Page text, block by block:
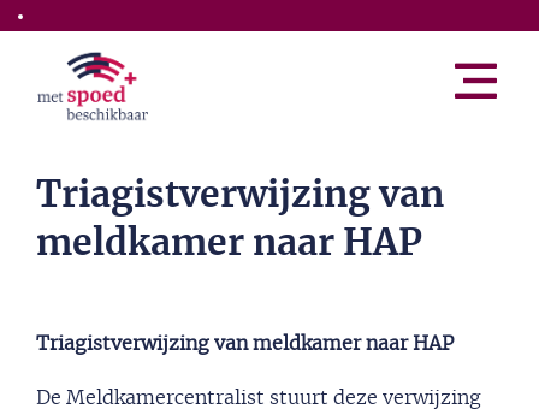
Skip to the main content
Triagistverwijzing van
meldkamer naar HAP
Triagistverwijzing van meldkamer naar HAP
De Meldkamercentralist stuurt deze verwijzing